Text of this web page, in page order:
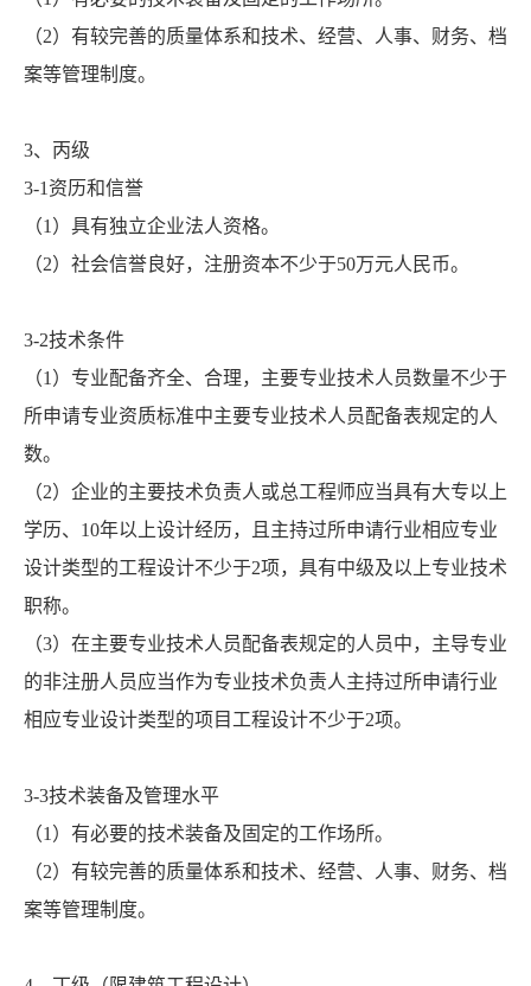
（2）有较完善的质量体系和技术、经营、人事、财务、档
案等管理制度。
3、丙级
3-1资历和信誉
（1）具有独立企业法人资格。
（2）社会信誉良好，注册资本不少于50万元人民币。
3-2技术条件
（1）专业配备齐全、合理，主要专业技术人员数量不少于
所申请专业资质标准中主要专业技术人员配备表规定的人
数。
（2）企业的主要技术负责人或总工程师应当具有大专以上
学历、10年以上设计经历，且主持过所申请行业相应专业
设计类型的工程设计不少于2项，具有中级及以上专业技术
职称。
（3）在主要专业技术人员配备表规定的人员中，主导专业
的非注册人员应当作为专业技术负责人主持过所申请行业
相应专业设计类型的项目工程设计不少于2项。
3-3技术装备及管理水平
（1）有必要的技术装备及固定的工作场所。
（2）有较完善的质量体系和技术、经营、人事、财务、档
案等管理制度。